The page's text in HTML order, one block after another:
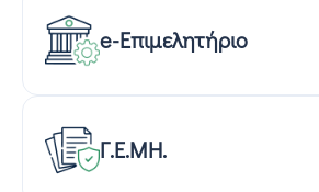
e-Επιμελητήριο
Γ.Ε.ΜΗ.